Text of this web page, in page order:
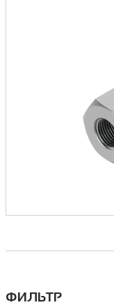
ФИЛЬТР